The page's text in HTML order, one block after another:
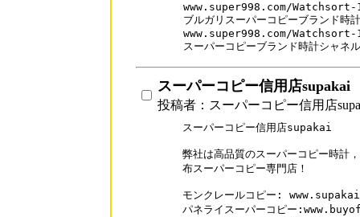
www.super998.com/
ブルガリスーパーコピーブランド時計
www.super998.com/
スーパーコピーブランド時計シャネル
スーパーコピー信用店supakai
投稿者：スーパーコピー信用店
スーパーコピー信用店supakai
弊社は高品質のスーパーコピー時計
布スーパーコピー専門店！
モンクレールコピー:
パネライスーパーコピー